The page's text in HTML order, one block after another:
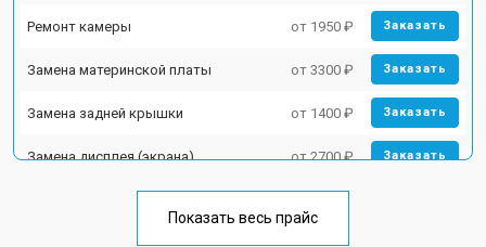
Ремонт камеры от 1950 ₽ Заказать
Замена материнской платы от 3300 ₽ Заказать
Замена задней крышки от 1400 ₽ Заказать
Замена дисплея (экрана) от 2700 ₽ Заказать
Замена кнопки включения от 1750 ₽
Показать весь прайс